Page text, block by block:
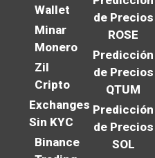
Wallet
Minar
Monero
Zil
Cripto
Exchanges
Sin KYC
Binance
de Precios
ROSE
Predicción
de Precios
QTUM
Predicción
de Precios
SOL